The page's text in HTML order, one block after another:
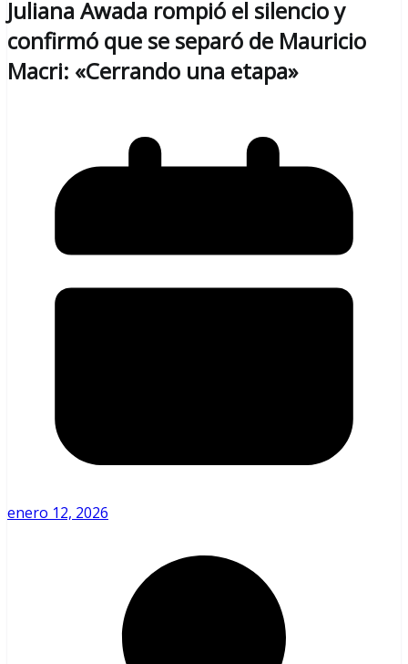
Juliana Awada rompió el silencio y
confirmó que se separó de Mauricio
Macri: «Cerrando una etapa»
enero 12, 2026